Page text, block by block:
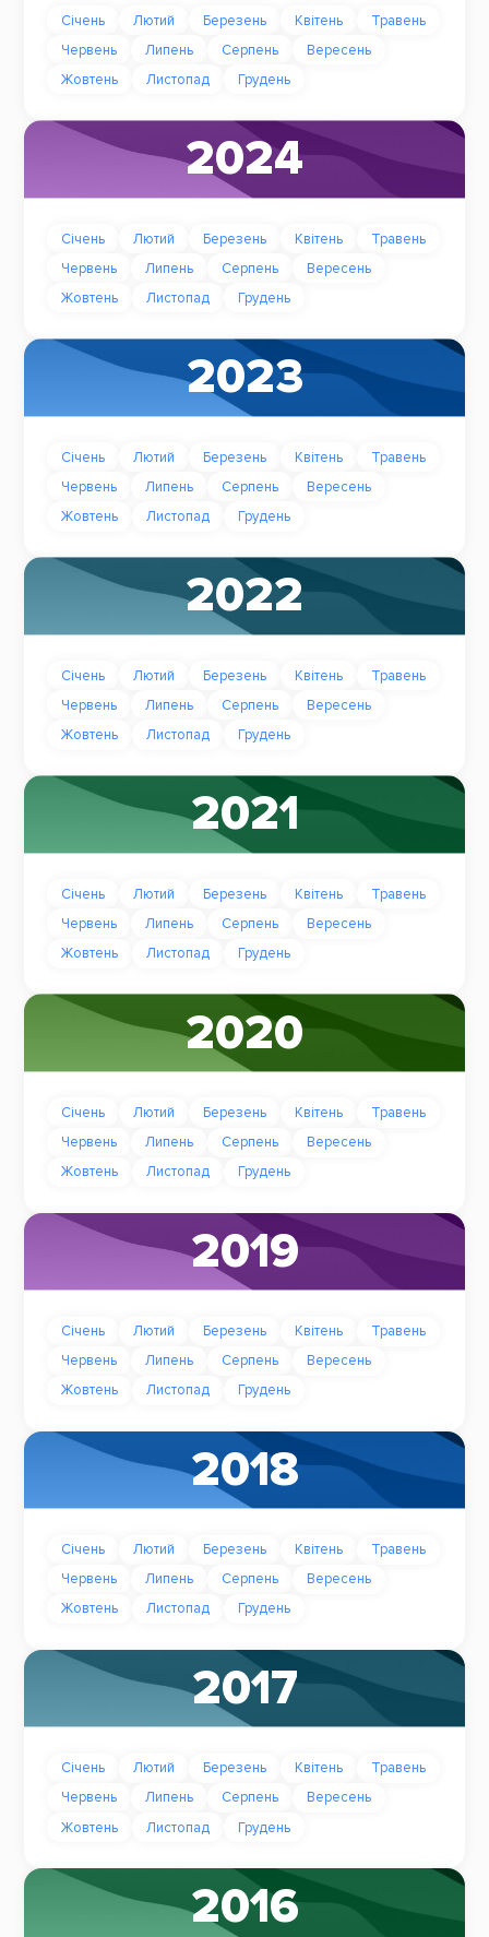
Січень Лютий Березень Квітень
Травень
Червень
Липень Серпень
Вересень
Жовтень
Листопад Грудень
2024
Січень Лютий Березень Квітень
Травень
Червень
Липень Серпень
Вересень
Жовтень
Листопад Грудень
2023
Січень Лютий Березень Квітень
Травень
Червень
Липень Серпень
Вересень
Жовтень
Листопад Грудень
2022
Січень Лютий Березень Квітень
Травень
Червень
Липень Серпень
Вересень
Жовтень
Листопад Грудень
2021
Січень Лютий Березень Квітень
Травень
Червень
Липень Серпень
Вересень
Жовтень
Листопад Грудень
2020
Січень Лютий Березень Квітень
Травень
Червень
Липень Серпень
Вересень
Жовтень
Листопад Грудень
2019
Січень Лютий Березень Квітень
Травень
Червень
Липень Серпень
Вересень
Жовтень
Листопад Грудень
2018
Січень Лютий Березень Квітень
Травень
Червень
Липень Серпень
Вересень
Жовтень
Листопад Грудень
2017
Січень Лютий Березень Квітень
Травень
Червень
Липень Серпень
Вересень
Жовтень
Листопад Грудень
2016